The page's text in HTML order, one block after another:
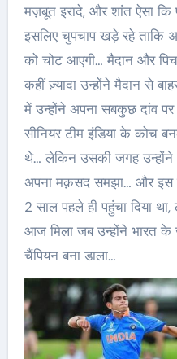
मज़बूत इरादे, और शांत ऐसा
इसलिए चुपचाप खड़े रहे ताकि
को चोट आएगी… मैदान और
कहीं ज़्यादा उन्होंने मैदान से
में उन्होंने अपना सबकुछ दांव पर
सीनियर टीम इंडिया के कोच
थे… लेकिन उसकी जगह उन्होंने
अपना मक़सद समझा… और इस
2 साल पहले ही पहुंचा दिया
आज मिला जब उन्होंने भारत के
चैंपियन बना डाला…